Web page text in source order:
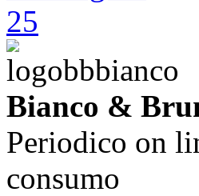
Bianco &
Periodico on
consumo